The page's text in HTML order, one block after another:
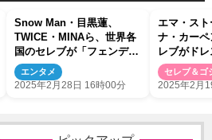
Snow Man・目黒蓮、
TWICE・MINAら、世界各
国のセレブが「フェンデ
ィ」秋冬コレクションに参
加！
エンタメ
2025年2月28日 16時00分
エマ・ス
ナ・カー
レブがド
福！『サ
ライブ』
セレブ＆ゴ
2025年2月